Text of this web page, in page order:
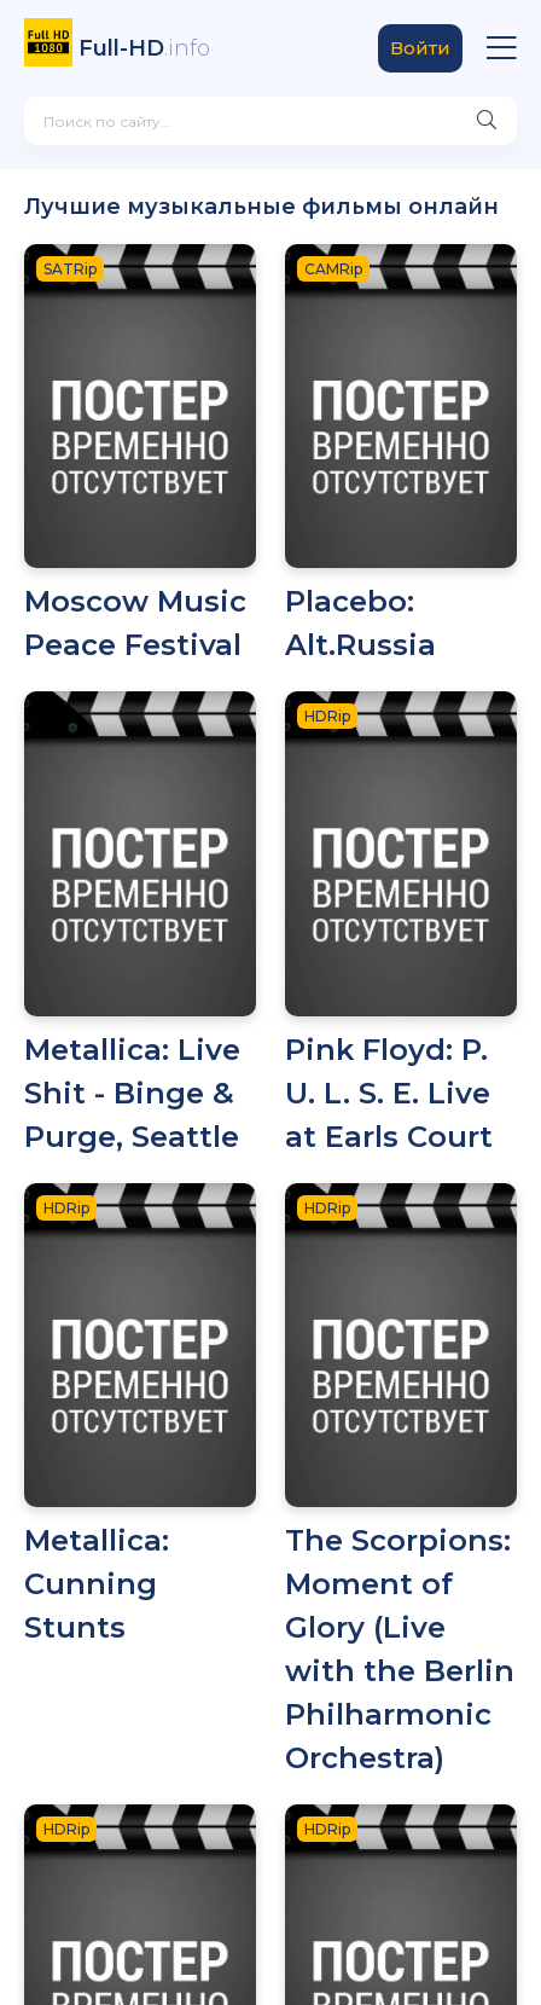
Full-HD.info Войти
Лучшие музыкальные фильмы онлайн
SATRip
Moscow Music
Peace Festival
CAMRip
Placebo:
Alt.Russia
Metallica: Live
Shit - Binge &
Purge, Seattle
HDRip
Pink Floyd: P.
U. L. S. E. Live
at Earls Court
HDRip
Metallica:
Cunning
Stunts
HDRip
The Scorpions:
Moment of
Glory (Live
with the Berlin
Philharmonic
Orchestra)
HDRip HDRip